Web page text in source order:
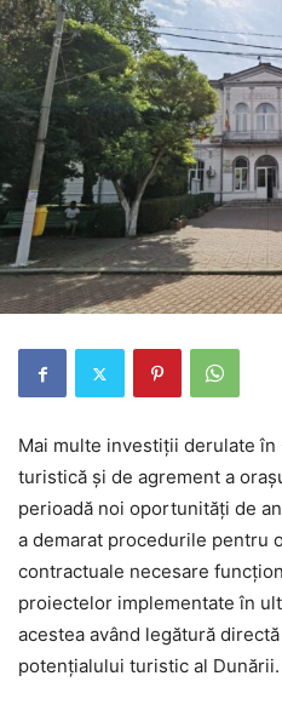
Mai multe investiții derulate în
turistică și de agrement a
perioadă noi oportunități de
a demarat procedurile pentru
contractuale necesare
proiectelor implementate în
acestea având legătură
potențialului turistic al Dunării.